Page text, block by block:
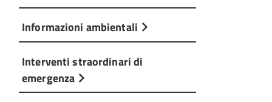
Informazioni ambientali
Interventi straordinari di
emergenza